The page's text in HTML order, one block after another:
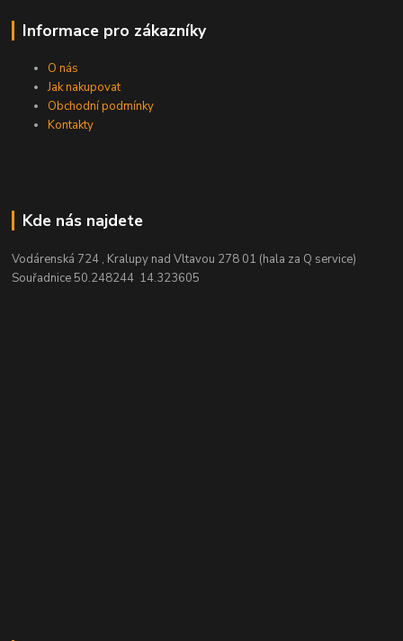
Informace pro zákazníky
O nás
Jak nakupovat
Obchodní podmínky
Kontakty
Kde nás najdete
Vodárenská 724 , Kralupy nad Vltavou 278 01 (hala za Q service)
Souřadnice 50.248244 14.323605